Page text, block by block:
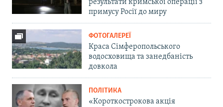
результати кримської операції з
примусу Росії до миру
ФОТОГАЛЕРЕЇ
Краса Сімферопольського
водосховища та занедбаність
довкола
ПОЛІТИКА
«Короткострокова акція